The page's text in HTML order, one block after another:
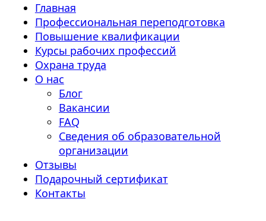
Главная
Профессиональная переподготовка
Повышение квалификации
Курсы рабочих профессий
Охрана труда
О нас
Блог
Вакансии
FAQ
Сведения об образовательной
организации
Отзывы
Подарочный сертификат
Контакты